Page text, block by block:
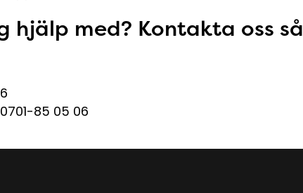
med? Kontakta oss så
85 05 06